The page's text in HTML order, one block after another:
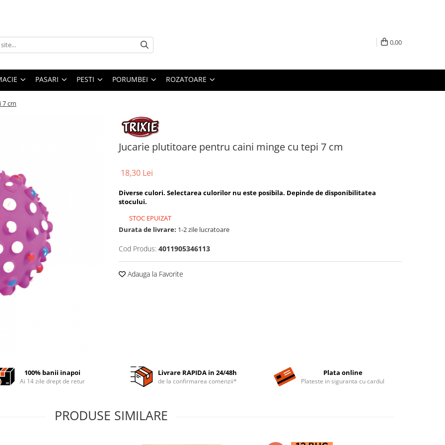
0,00
PASARI PESTI PORUMBEI ROZATOARE
7 cm
Jucarie plutitoare pentru caini minge cu tepi 7 cm
18,30 Lei
Diverse culori. Selectarea culorilor nu este posibila. Depinde de disponibilitatea
stocului.
STOC EPUIZAT
Durata de livrare: 1-2 zile lucratoare
Cod Produs: 4011905346113
Adauga la Favorite
100% banii inapoi
Ai 14 zile drept de retur
Livrare RAPIDA in 24/48h
de la confirmarea comenzii*
Plata online
Plateste in siguranta cu cardul
PRODUSE SIMILARE